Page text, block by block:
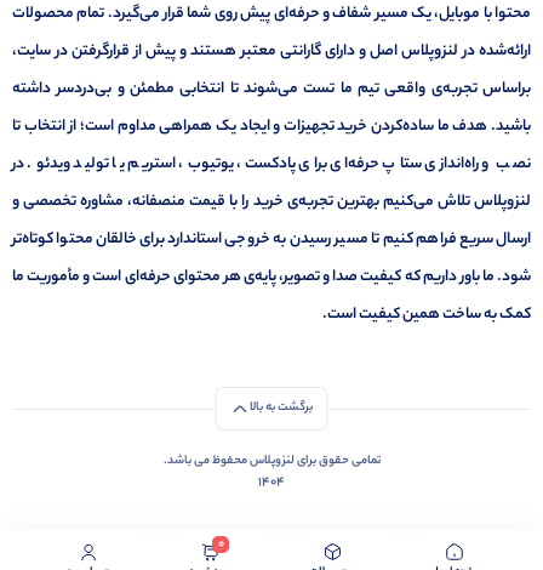
محتوا با موبایل، یک مسیر شفاف و حرفه‌ای پیش روی شما قرار می‌گیرد. تمام محصولات
ارائه‌شده در لنزوپلاس اصل و دارای گارانتی معتبر هستند و پیش از قرارگرفتن در سایت،
براساس تجربه‌ی واقعی تیم ما تست می‌شوند تا انتخابی مطمئن و بی‌دردسر داشته
باشید. هدف ما ساده‌کردن خرید تجهیزات و ایجاد یک همراهی مداوم است؛ از انتخاب تا
نصب و راه‌اندازی ستاپ حرفه‌ای برای پادکست، یوتیوب، استریم یا تولید ویدئو. در
لنزوپلاس تلاش می‌کنیم بهترین تجربه‌ی خرید را با قیمت منصفانه، مشاوره تخصصی و
ارسال سریع فراهم کنیم تا مسیر رسیدن به خروجی استاندارد برای خالقان محتوا کوتاه‌تر
شود. ما باور داریم که کیفیت صدا و تصویر، پایه‌ی هر محتوای حرفه‌ای است و مأموریت ما
کمک به ساخت همین کیفیت است.
برگشت به بالا
تمامی حقوق برای لنزوپلاس محفوظ می باشد.
1404
0